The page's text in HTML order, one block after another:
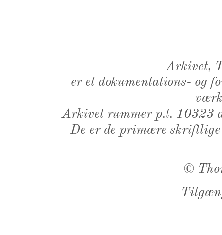
Arkivet,
er et dokumentations- og
Arkivet rummer p.t. 10323
De er de primære
©